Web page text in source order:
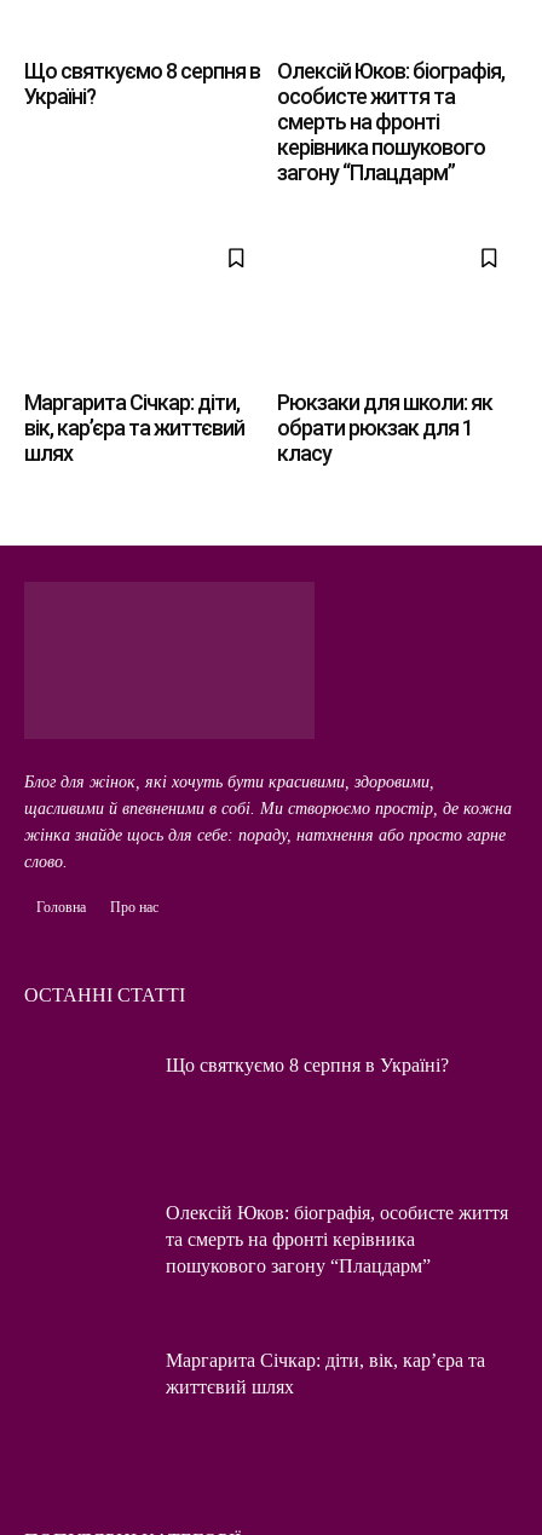
Що святкуємо 8 серпня в
Україні?
Олексій Юков: біографія,
особисте життя та
смерть на фронті
керівника пошукового
загону “Плацдарм”
Маргарита Січкар: діти,
вік, кар’єра та життєвий
шлях
Рюкзаки для школи: як
обрати рюкзак для 1
класу
Блог для жінок, які хочуть бути красивими, здоровими,
щасливими й впевненими в собі. Ми створюємо простір, де кожна
жінка знайде щось для себе: пораду, натхнення або просто гарне
слово.
Головна Про нас
ОСТАННІ СТАТТІ
Що святкуємо 8 серпня в Україні?
Олексій Юков: біографія, особисте життя
та смерть на фронті керівника
пошукового загону “Плацдарм”
Маргарита Січкар: діти, вік, кар’єра та
життєвий шлях